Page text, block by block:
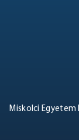
Miskolci Egyetem